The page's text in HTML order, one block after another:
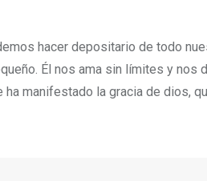
hacer depositario de todo
Él nos ama sin límites y nos
ha manifestado la gracia de dios,